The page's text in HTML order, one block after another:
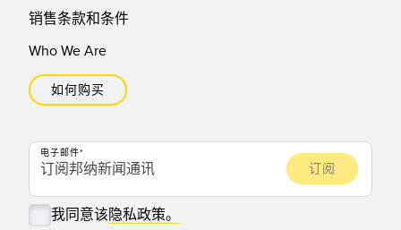
销售条款和条件
Who We Are
如何购买
电子邮件
我同意该隐私政策。